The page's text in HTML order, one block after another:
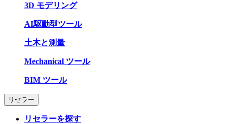
3D モデリング
AI駆動型ツール
土木と測量
Mechanical ツール
BIM ツール
リセラー
リセラーを探す